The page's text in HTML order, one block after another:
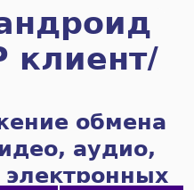
клиент/
обмена
аудио,